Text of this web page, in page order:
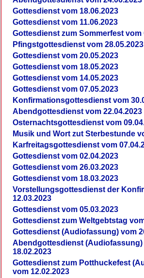
Gottesdienst vom 18.06.2023
Gottesdienst vom 11.06.2023
Gottesdienst zum Sommerfest vom
Pfingstgottesdienst vom 28.05.2023
Gottesdienst vom 20.05.2023
Gottesdienst vom 18.05.2023
Gottesdienst vom 14.05.2023
Gottesdienst vom 07.05.2023
Konfirmationsgottesdienst vom
Abendgottesdienst vom 22.04.2023
Osternachtsgottesdienst vom
Musik und Wort zut Sterbestunde
Karfreitagsgottesdienst vom
Gottesdienst vom 02.04.2023
Gottesdienst vom 26.03.2023
Gottesdienst vom 18.03.2023
Vorstellungsgottesdienst der
12.03.2023
Gottesdienst vom 05.03.2023
Gottesdienst zum Weltgebtstag
Gottesdienst (Audiofassung) vom
Abendgottesdienst (Audiofassung)
18.02.2023
Gottesdienst zum Potthuckefest
vom 12.02.2023